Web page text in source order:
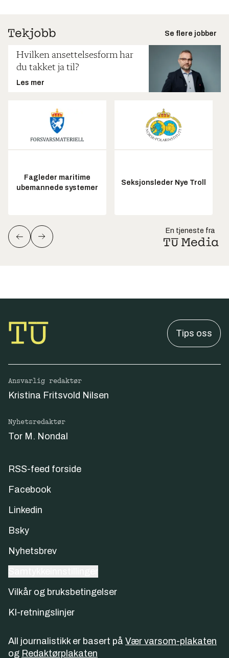
Se flere jobber
Hvilken ansettelsesform har
du takket ja til?
Les mer
Fagleder maritime
ubemannede systemer
Seksjonsleder Nye Troll
En tjeneste fra
Tips oss
Ansvarlig redaktør
Kristina Fritsvold Nilsen
Nyhetsredaktør
Tor M. Nondal
RSS-feed forside
Facebook
Linkedin
Bsky
Nyhetsbrev
Vilkår og bruksbetingelser
KI-retningslinjer
All journalistikk er basert på Vær varsom-plakaten
og Redaktørplakaten